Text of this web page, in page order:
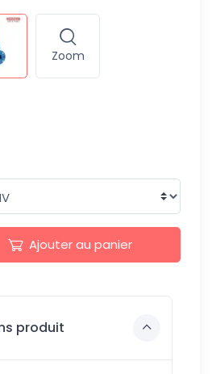
Zoom
Ajouter au panier
produit